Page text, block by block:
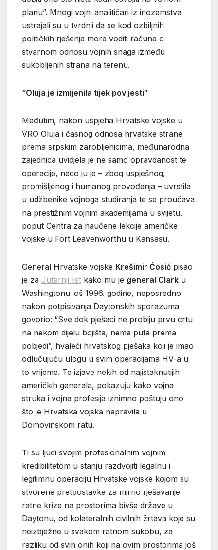
planu”. Mnogi vojni analitičari iz inozemstva
ustrajali su u tvrdnji da se kod ozbiljnih
političkih rješenja mora voditi računa o
stvarnom odnosu vojnih snaga između
sukobljenih strana na terenu.
“Oluja je izmijenila tijek povijesti”
Međutim, nakon uspjeha Hrvatske vojske u
VRO Oluja i časnog odnosa hrvatske strane
prema srpskim zarobljenicima, međunarodna
zajednica uvidjela je ne samo opravdanost te
operacije, nego ju je – zbog uspješnog,
promišljenog i humanog provođenja – uvrstila
u udžbenike vojnoga studiranja te se proučava
na prestižnim vojnim akademijama u svijetu,
poput Centra za naučene lekcije američke
vojske u Fort Leavenworthu u Kansasu.
General Hrvatske vojske Krešimir Ćosić pisao
je za Jutarnji list kako mu je general Clark u
Washingtonu još 1996. godine, neposredno
nakon potpisivanja Daytonskih sporazuma
govorio: “Sve dok pješaci ne probiju prvu crtu
na nekom dijelu bojišta, nema puta prema
pobjedi”, hvaleći hrvatskog pješaka koji je imao
odlučujuću ulogu u svim operacijama HV-a u
to vrijeme. Te izjave nekih od najistaknutijih
američkih generala, pokazuju kako vojna
struka i vojna profesija iznimno poštuju ono
što je Hrvatska vojska napravila u
Domovinskom ratu.
Ti su ljudi svojim profesionalnim vojnim
kredibilitetom u stanju razdvojiti legalnu i
legitimnu operaciju Hrvatske vojske kojom su
stvorene pretpostavke za mirno rješavanje
ratne krize na prostorima bivše države u
Daytonu, od kolateralnih civilnih žrtava koje su
neizbježne u svakom ratnom sukobu, za
razliku od svih onih koji na ovim prostorima još